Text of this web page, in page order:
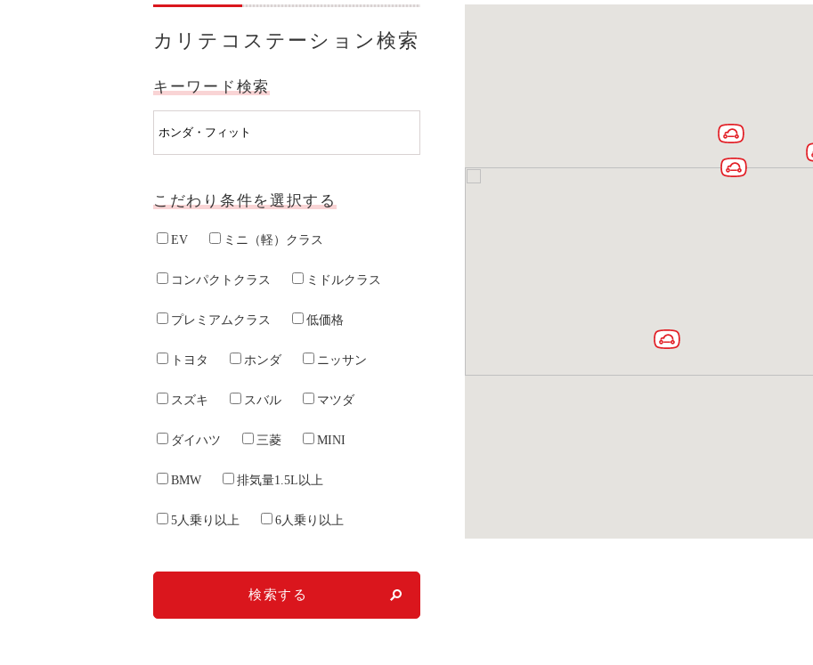
カリテコステーション検索
キーワード検索
こだわり条件を選択する
EV ミニ（軽）クラス
コンパクトクラス ミドルクラス
プレミアムクラス 低価格
トヨタ ホンダ ニッサン
スズキ スバル マツダ
ダイハツ 三菱 MINI
BMW 排気量1.5L以上
5人乗り以上 6人乗り以上
検索する